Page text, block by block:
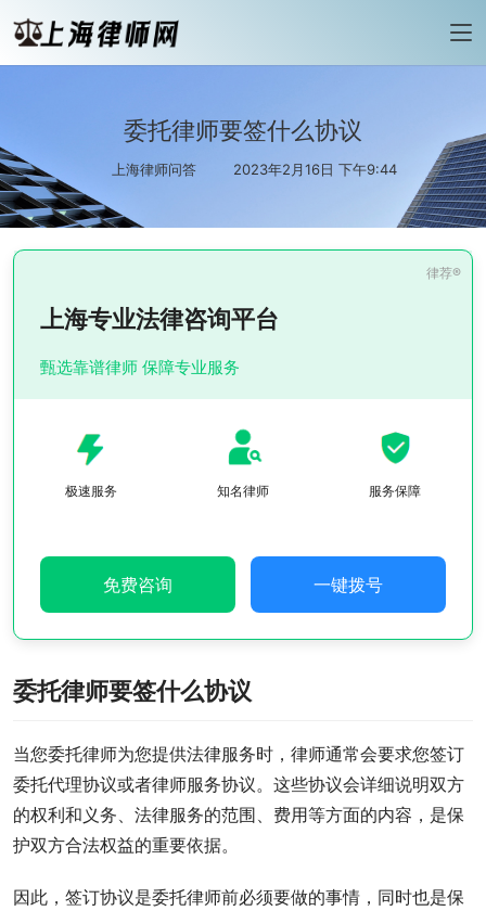
委托律师要签什么协议
上海律师问答 2023年2月16日 下午9:44
上海专业法律咨询平台
甄选靠谱律师 保障专业服务
极速服务 知名律师 服务保障
免费咨询 一键拨号
委托律师要签什么协议
当您委托律师为您提供法律服务时，律师通常会要求您签订
委托代理协议或者律师服务协议。这些协议会详细说明双方
的权利和义务、法律服务的范围、费用等方面的内容，是保
护双方合法权益的重要依据。
因此，签订协议是委托律师前必须要做的事情，同时也是保